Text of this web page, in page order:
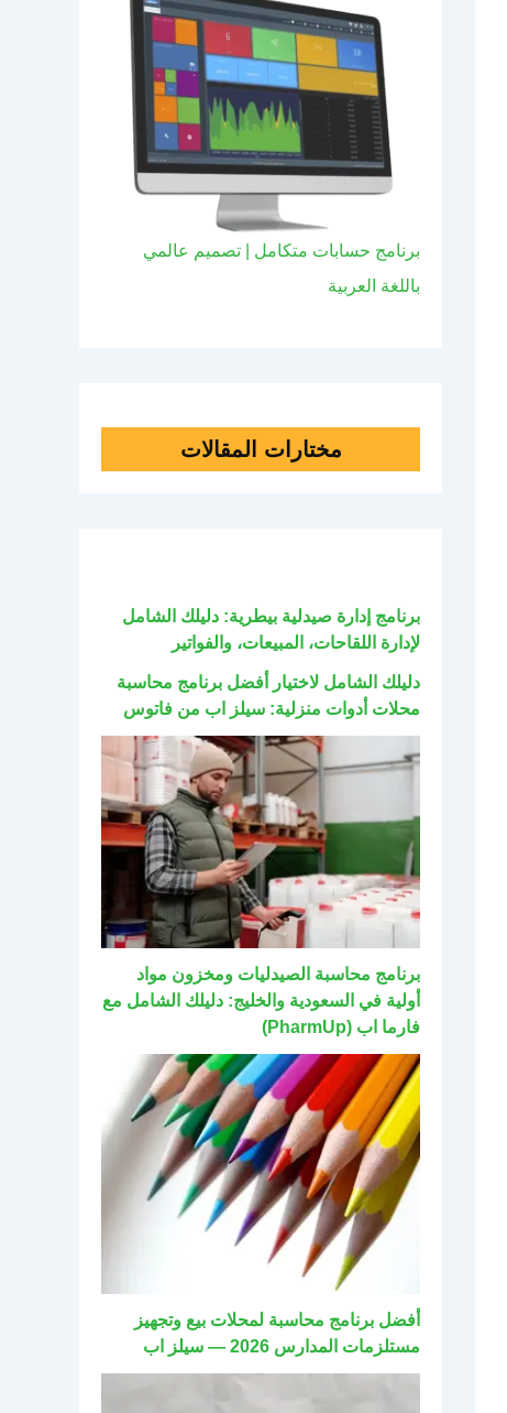
برنامج حسابات متكامل | تصميم عالمي
باللغة العربية
مختارات المقالات
برنامج إدارة صيدلية بيطرية: دليلك الشامل
لإدارة اللقاحات، المبيعات، والفواتير
دليلك الشامل لاختيار أفضل برنامج محاسبة
محلات أدوات منزلية: سيلز اب من فاتوس
برنامج محاسبة الصيدليات ومخزون مواد
أولية في السعودية والخليج: دليلك الشامل مع
فارما اب (PharmUp)
أفضل برنامج محاسبة لمحلات بيع وتجهيز
مستلزمات المدارس 2026 — سيلز اب